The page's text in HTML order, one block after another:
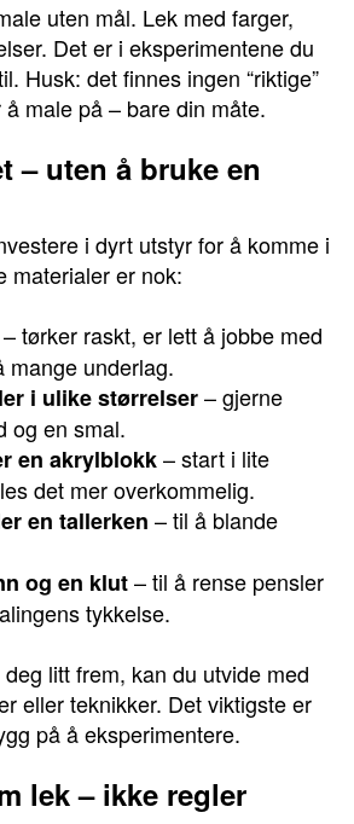
uten mål. Lek med farger,
Det er i eksperimentene du
Husk: det finnes ingen “riktige”
å male på – bare din måte.
– uten å bruke en
i dyrt utstyr for å komme i
materialer er nok:
– tørker raskt, er lett å jobbe med
mange underlag.
i ulike størrelser– gjerne
og en smal.
en akrylblokk– start i lite
det mer overkommelig.
en tallerken – til å blande
og en klut– til å rense pensler
tykkelse.
litt frem, kan du utvide med
eller teknikker. Det viktigste er
på å eksperimentere.
lek – ikke regler